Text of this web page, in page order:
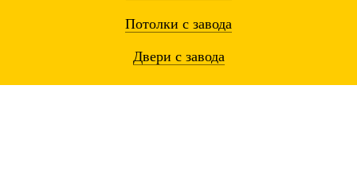
Потолки с завода
Двери с завода